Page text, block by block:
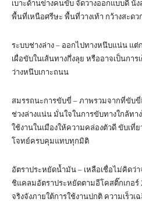
เบาะด้านข่างคนขับ จัดวางออกแบบดี นั่
พื้นที่เหนือศรีษะ พื้นที่วางเท้า กว้างสะด
ระบบช่างล่าง – ออกไปทางหนึบแน่น แต่
เผื่อขับในเส้นทางกึ่งลุย หรืออาจเป็นกา
ว่างหนึบเกาะถนน
สมรรถนะการขับขี่ – ภาพรวมจากที่ขับขี่
ช่วงล่างแน่น มั่นใจในการขับทางใกล้ทา
ใช้งานในเมืองให้ความคล่องตัวดี ขับเที่
โจทย์ครบคุมแทบทุกมิติ
อัตราประหยัดน้ำมัน – เหลือเชื่อไม่คิดว่
ชิแคลมอัตราประหยัดตามอีโคสติ๊กเกอร์
จริงจังภายใต้การใช้งานปกติ ความเร็วเ